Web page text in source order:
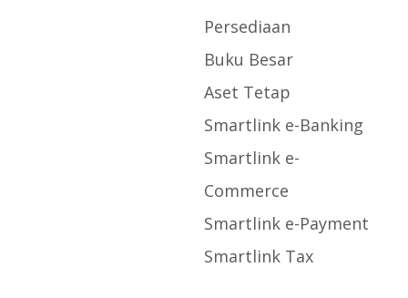
Persediaan
Buku Besar
Aset Tetap
Smartlink e-Banking
Smartlink e-
Commerce
Smartlink e-Payment
Smartlink Tax